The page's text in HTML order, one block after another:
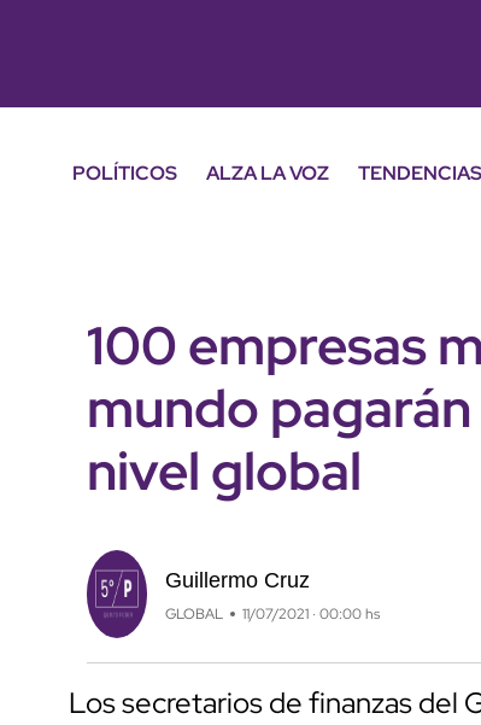
POLÍTICOS ALZA LA VOZ TENDENCIAS
100 empresas
mundo
nivel global
Guillermo Cruz
GLOBAL 11/07/2021 · 00:00 hs
Los secretarios de finanzas del